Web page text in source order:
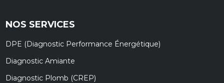
NOS SERVICES
DPE (Diagnostic Performance Énergétique)
Diagnostic Amiante
Diagnostic Plomb (CREP)